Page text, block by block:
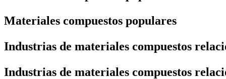
Materiales compuestos populares
Industrias de materiales compuestos
Industrias de materiales compuestos